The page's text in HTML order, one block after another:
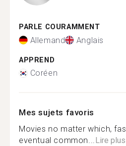
PARLE COURAMMENT
Allemand Anglais
APPREND
Coréen
Mes sujets favoris
Movies no matter which,
eventual common...Lire plus